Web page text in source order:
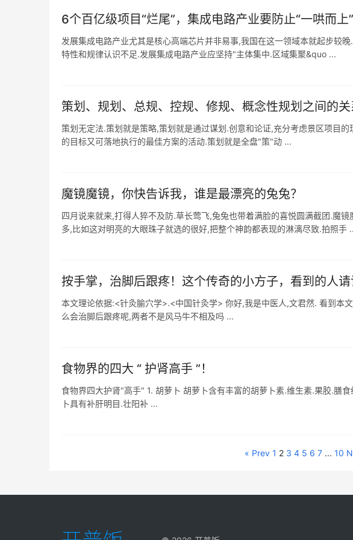
6个百亿级项目“烂尾”，集成电路产业要防止“一哄而上”
发展集成电路产业尤其是核心高端芯片并非易事,我国在这一领域本就起步较
特性和规律认识不足.发展集成电路产业应坚持"主体集中.区域集聚&quo ...
策划、规划、总规、控规、修规、概念性规划之间的关
策划无定法.策划就是策略,策划就是通过谋划.创意和论证,充分考虑景区项目
的目标又可落地执行的最佳方案的活动.策划就是全盘"策"动 ...
魔镜魔镜，你快告诉我，谁是最漂亮的兔兔？
四月说来就来,打得人猝不及防.草长莺飞,兔兔也带着满脸的喜悦圆满截团.魔
多,比如这对明亮的大眼珠子就选的很好,把整个神韵都表现的淋漓尽致.拍照手
按手掌，治脚后跟疼！这个传奇的小方子，看到的人
本文理论依据:<针灸腧穴学>.<中国针灸学> 你好,我是中医人,文君然. 看到本
么会治脚后跟疼呢,两者不是风马牛不相及吗 ...
食物界的四大 “ 护肾高手 ”！
食物界四大护肾"高手" 1. 胡萝卜 胡萝卜含有丰富的胡萝卜素.维生素.果胶.膳
卜具有补肝明目.壮阳补 ...
« Prev 1 2 3 4 5 6 7... 10